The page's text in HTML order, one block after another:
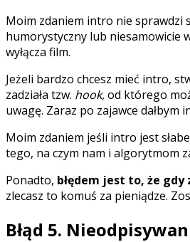
Moim zdaniem intro nie sprawdzi
humorystyczny lub niesamowicie
wyłącza film.
Jeżeli bardzo chcesz mieć intro,
zadziała tzw. hook,od którego
uwagę. Zaraz po zajawce
Moim zdaniem jeśli intro jest
tego, na czym nam i algorytmom
Ponadto, błędem jest to, że
zlecasz to komuś za pieniądze.
Błąd 5.